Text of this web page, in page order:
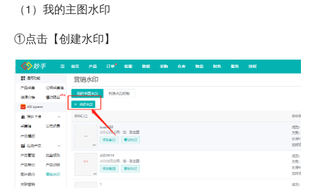
（1）我的主图水印
①点击【创建水印】